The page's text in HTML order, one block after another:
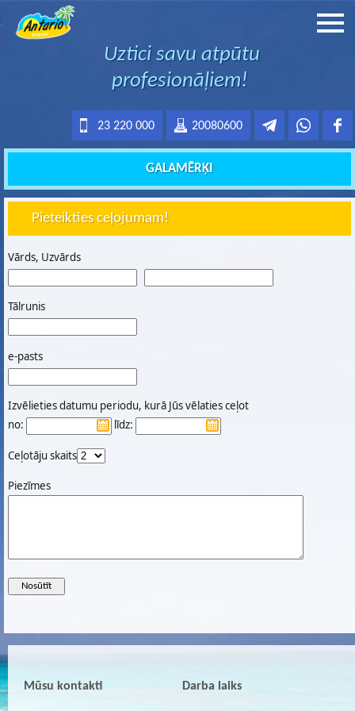
Uztici savu atpūtu
profesionāļiem!
20080600
23 220 000
GALAMĒRĶI
Pieteikties ceļojumam!
Vārds, Uzvārds
Tālrunis
e-pasts
Izvēlieties datumu periodu, kurā Jūs vēlaties ceļot
no:
līdz:
Ceļotāju skaits
Piezīmes
Mūsu kontakti Darba laiks